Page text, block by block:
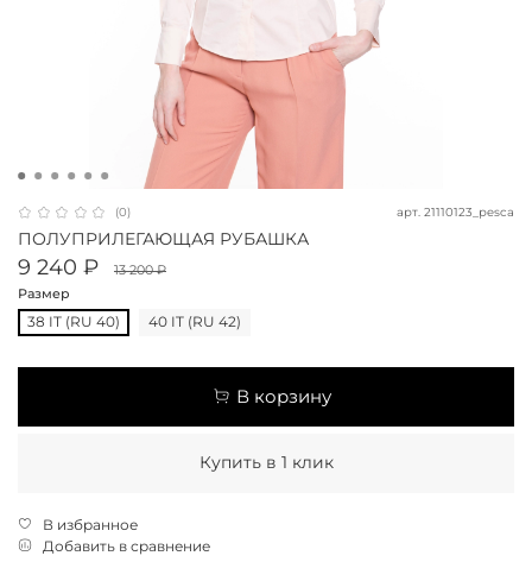
(0) арт. 21110123_pesca
ПОЛУПРИЛЕГАЮЩАЯ РУБАШКА
9 240 ₽
13 200 ₽
Размер
38 IT (RU 40) 40 IT (RU 42)
В корзину
Купить в 1 клик
В избранное
Добавить в сравнение